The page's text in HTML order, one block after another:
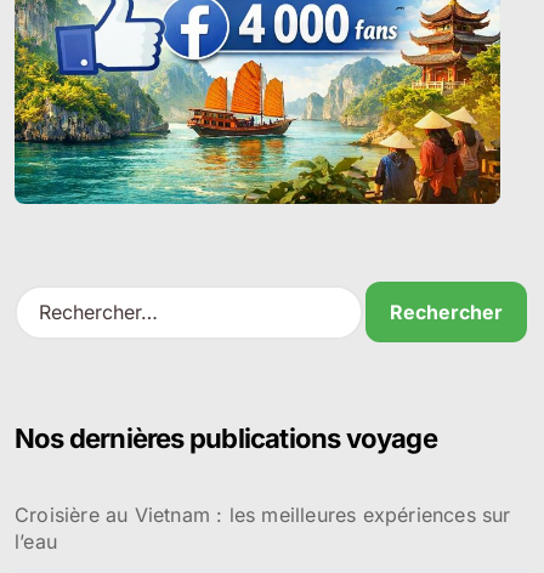
R
e
r
e
r
Nos dernières publications voyage
Croisière au Vietnam : les meilleures expériences sur
l’eau